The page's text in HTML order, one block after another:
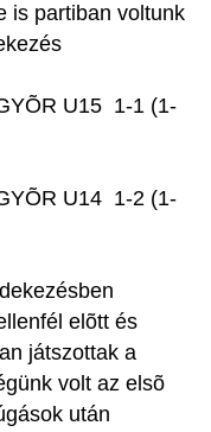
is partiban voltunk
U15 1-1 (1-
U14 1-2 (1-
elõtt és
játszottak a
volt az elsõ
után